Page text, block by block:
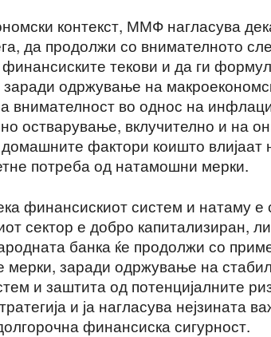
контекст, ММФ нагласува
да продолжи со внимателното
текови и да ги
одржување на
во однос на
остварување, вклучително и на
фактори коишто влијаат
потреба од натамошни мерки.
финансискиот систем и натаму е
сектор е добро капитализиран,
банка ќе продолжи со
мерки, заради одржување на
и заштита од потенцијалните
и ја нагласува нејзината
финансиска сигурност.